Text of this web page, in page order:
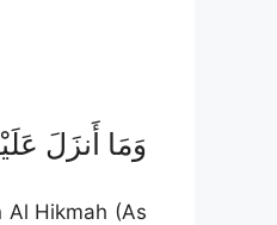
وَمَا أَنزَلَ
Hikmah (As